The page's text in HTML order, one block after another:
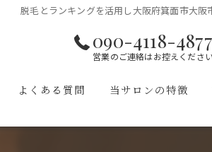
脱毛とランキングを活用し大阪府箕面市大
090-4118-4877
営業のご連絡はお控えくださ
よくある質問 当サロンの特徴